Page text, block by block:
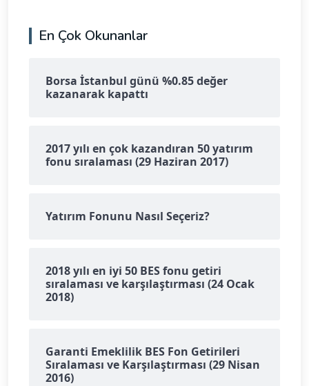
En Çok Okunanlar
Borsa İstanbul günü %0.85 değer
kazanarak kapattı
2017 yılı en çok kazandıran 50 yatırım
fonu sıralaması (29 Haziran 2017)
Yatırım Fonunu Nasıl Seçeriz?
2018 yılı en iyi 50 BES fonu getiri
sıralaması ve karşılaştırması (24 Ocak
2018)
Garanti Emeklilik BES Fon Getirileri
Sıralaması ve Karşılaştırması (29 Nisan
2016)